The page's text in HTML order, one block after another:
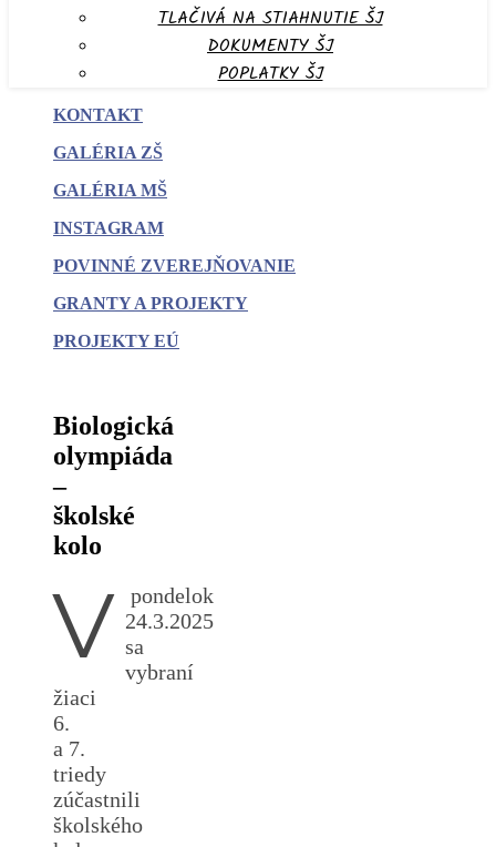
TLAČIVÁ NA STIAHNUTIE ŠJ
DOKUMENTY ŠJ
POPLATKY ŠJ
KONTAKT
GALÉRIA ZŠ
GALÉRIA MŠ
INSTAGRAM
POVINNÉ ZVEREJŇOVANIE
GRANTY A PROJEKTY
PROJEKTY EÚ
Biologická
olympiáda
–
školské
kolo
V
pondelok
24.3.2025
sa
vybraní
žiaci
6.
a 7.
triedy
zúčastnili
školského